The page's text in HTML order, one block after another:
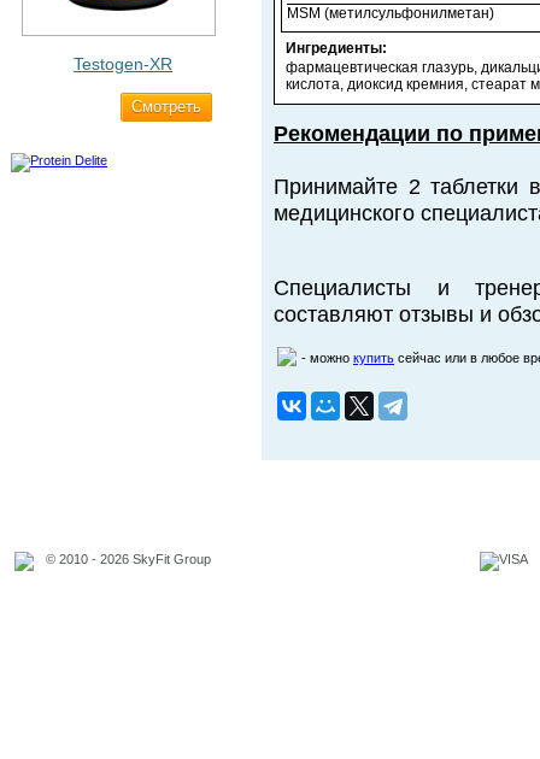
Testogen-XR
Cмотреть
MSM (метилсульфонилметан)
Ингредиенты:
фармацевтическая глазурь,
кислота, диоксид кремния, стеарат
Рекомендации по
Принимайте 2 таблетки
медицинского
Специалисты и
составляют отзывы и
- можно купить сейчас или в любое
© 2010 - 2026 SkyFit Group